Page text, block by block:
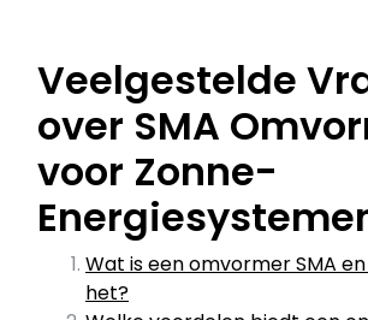
Veelgestelde
over SMA
voor Zonne-
Wat is een omvormer SMA
het?